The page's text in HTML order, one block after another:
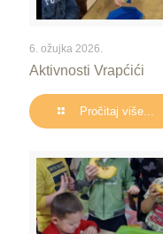
6. ožujka 2026.
Aktivnosti Vrapćići
Pročitaj više...